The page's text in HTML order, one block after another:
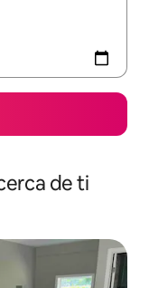
de ti